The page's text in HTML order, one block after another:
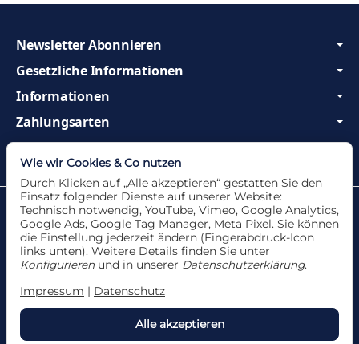
Gesetzliche Informationen
Informationen
Zahlungsarten
Wir sind Profis und beraten Sie gerne!
Newsletter Abonnieren
Datenschutzerklärung•Impressum
Alle Angebote nur solange der Vorrat reicht. Für
Druckfehler und Irrtümer wird keine Haftung
Alle akzeptieren
Wie wir Cookies & Co nutzen
Durch Klicken auf „Alle akzeptieren“ gestatten Sie den
Einsatz folgender Dienste auf unserer Website:
Technisch notwendig, YouTube, Vimeo, Google Analytics,
Google Ads, Google Tag Manager, Meta Pixel. Sie können
die Einstellung jederzeit ändern (Fingerabdruck-Icon
links unten). Weitere Details finden Sie unter
Konfigurieren und in unserer Datenschutzerklärung.
Impressum | Datenschutz